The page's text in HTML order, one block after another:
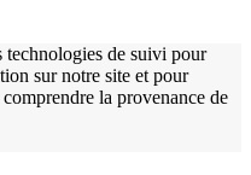
technologies de suivi pour
sur notre site et pour
la provenance de